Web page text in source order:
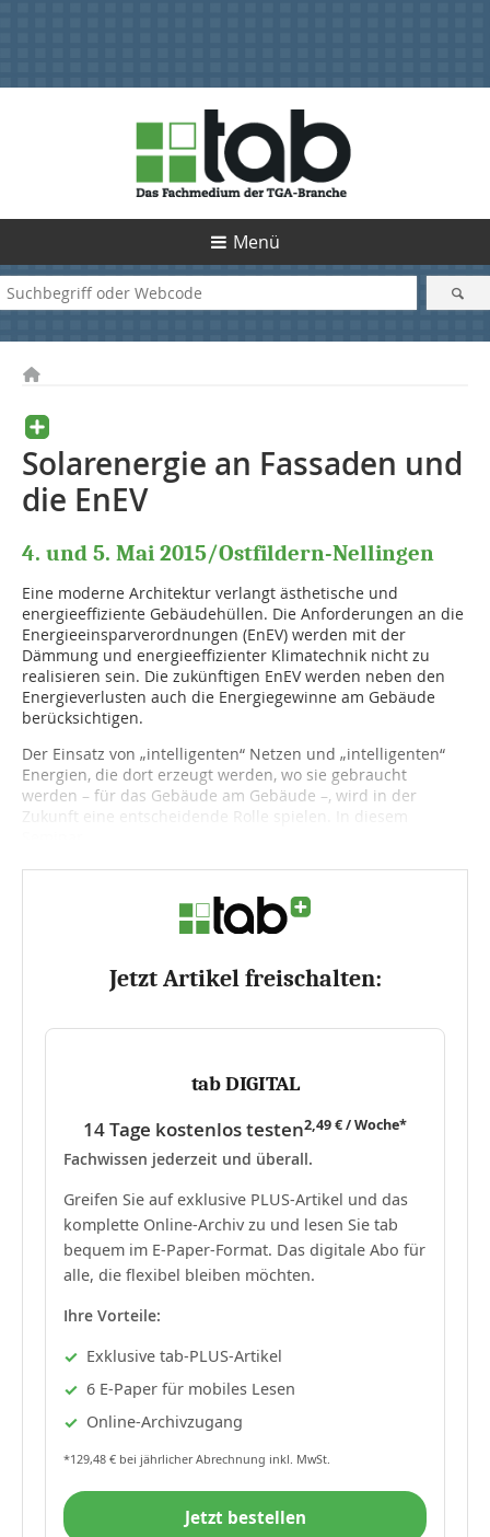
Menü
Solarenergie an Fassaden und
die EnEV
4. und 5. Mai 2015/Ostfildern-Nellingen
Eine moderne Architektur verlangt ästhetische und
energieeffiziente Gebäudehüllen. Die Anforderungen an die
Energieeinsparverordnungen (EnEV) werden mit der
Dämmung und energieeffizienter Klimatechnik nicht zu
realisieren sein. Die zukünftigen EnEV werden neben den
Energieverlusten auch die Energiegewinne am Gebäude
berücksichtigen.
Der Einsatz von „intelligenten“ Netzen und „intelligenten“
Energien, die dort erzeugt werden, wo sie gebraucht
werden – für das Gebäude am Gebäude –, wird in der
Zukunft eine entscheidende Rolle spielen. In diesem
Jetzt Artikel freischalten:
tab DIGITAL
14 Tage kostenlos testen2,49 € / Woche*
Fachwissen jederzeit und überall.
Greifen Sie auf exklusive PLUS-Artikel und das
komplette Online-Archiv zu und lesen Sie tab
bequem im E-Paper-Format. Das digitale Abo für
alle, die flexibel bleiben möchten.
Ihre Vorteile:
Exklusive tab-PLUS-Artikel
6 E-Paper für mobiles Lesen
Online-Archivzugang
*129,48 € bei jährlicher Abrechnung inkl. MwSt.
Jetzt bestellen